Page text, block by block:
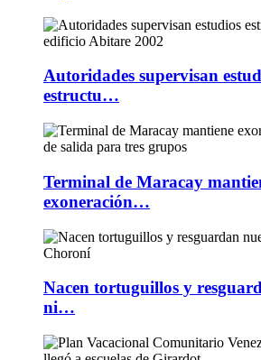
Autoridades supervisan
estructu…
Terminal de Maracay
exoneración…
Nacen tortuguillos y
ni…